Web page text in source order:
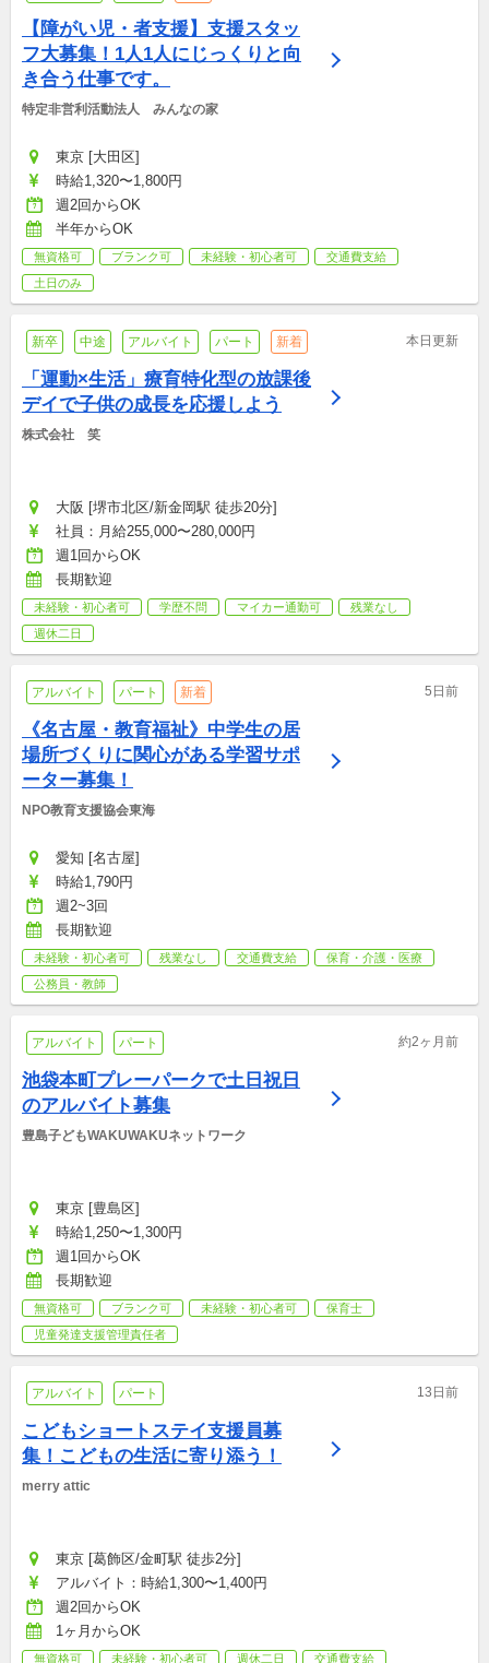
【障がい児・者支援】支援スタッ
フ大募集！1人1人にじっくりと向
き合う仕事です。
特定非営利活動法人　みんなの家
東京 [大田区]
時給1,320〜1,800円
週2回からOK
半年からOK
無資格可 ブランク可 未経験・初心者可
交通費支給
土日のみ
新卒 中途 アルバイト パート 新着 本日更新
「運動×生活」療育特化型の放課後
デイで子供の成長を応援しよう
株式会社　笑
大阪 [堺市北区/新金岡駅 徒歩20分]
社員：月給255,000〜280,000円
週1回からOK
長期歓迎
未経験・初心者可 学歴不問 マイカー通勤可
残業なし
週休二日
アルバイト パート 新着 5日前
《名古屋・教育福祉》中学生の居
場所づくりに関心がある学習サポ
ーター募集！
NPO教育支援協会東海
愛知 [名古屋]
時給1,790円
週2~3回
長期歓迎
未経験・初心者可 残業なし 交通費支給
保育・介護・医療
公務員・教師
アルバイト パート 約2ヶ月前
池袋本町プレーパークで土日祝日
のアルバイト募集
豊島子どもWAKUWAKUネットワーク
東京 [豊島区]
時給1,250〜1,300円
週1回からOK
長期歓迎
無資格可 ブランク可 未経験・初心者可
保育士
児童発達支援管理責任者
アルバイト パート 13日前
こどもショートステイ支援員募
集！こどもの生活に寄り添う！
merry attic
東京 [葛飾区/金町駅 徒歩2分]
アルバイト：時給1,300〜1,400円
週2回からOK
1ヶ月からOK
無資格可 未経験・初心者可 週休二日
交通費支給